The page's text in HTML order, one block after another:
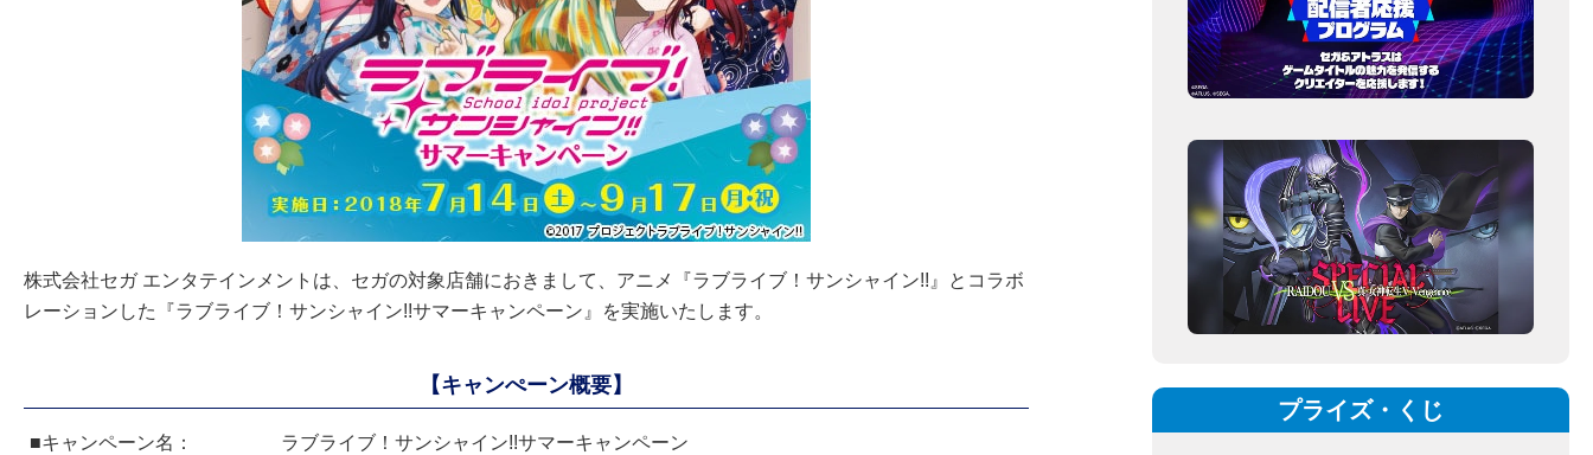
株式会社セガ エンタテインメントは、セガの対象店舗におきまして、アニメ『ラブライブ！サンシャイン!!』とコラボ
レーションした『ラブライブ！サンシャイン!!サマーキャンペーン』を実施いたします。
【キャンぺーン概要】
■キャンペーン名：
ラブライブ！サンシャイン!!サマーキャンペーン
プライズ・くじ